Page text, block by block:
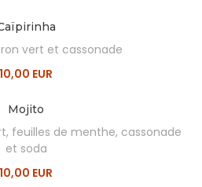
vert et cassonade
10,00 EUR
Mojito
feuilles de menthe, cassonade
et soda
10,00 EUR